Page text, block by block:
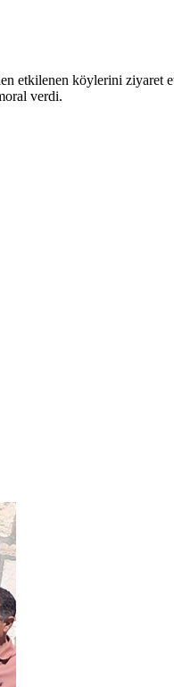
etkilenen köylerini ziyaret
verdi.